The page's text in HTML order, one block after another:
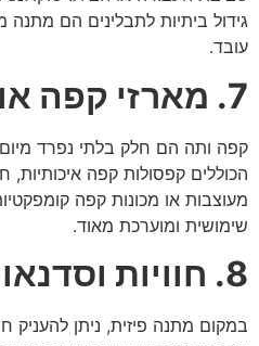
גידול ביתיות לתבלינים הם
עובד.
7. מארזי קפה או תה ייחודיים
קפה ותה הם חלק בלתי נפרד מיום
הכוללים קפסולות קפה איכותיות,
מעוצבות או מכונות קפה
שימושית ומוערכת מאוד.
8. חוויות וסדנאות
במקום מתנה פיזית, ניתן להעניק